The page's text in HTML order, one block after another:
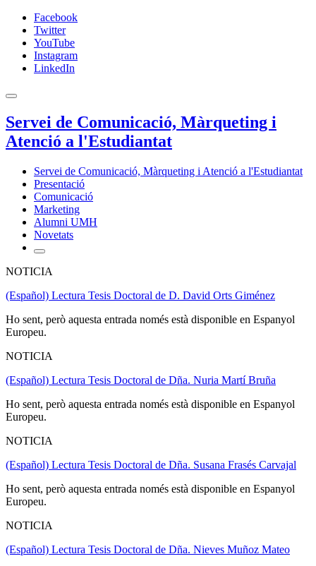
Facebook
Twitter
YouTube
Instagram
LinkedIn
Servei de Comunicació, Màrqueting i
Atenció a l'Estudiantat
Servei de Comunicació, Màrqueting i Atenció a l'Estudiantat
Presentació
Comunicació
Marketing
Alumni UMH
Novetats
NOTICIA
(Español) Lectura Tesis Doctoral de D. David Orts Giménez
Ho sent, però aquesta entrada només està disponible en Espanyol
Europeu.
NOTICIA
(Español) Lectura Tesis Doctoral de Dña. Nuria Martí Bruña
Ho sent, però aquesta entrada només està disponible en Espanyol
Europeu.
NOTICIA
(Español) Lectura Tesis Doctoral de Dña. Susana Frasés Carvajal
Ho sent, però aquesta entrada només està disponible en Espanyol
Europeu.
NOTICIA
(Español) Lectura Tesis Doctoral de Dña. Nieves Muñoz Mateo